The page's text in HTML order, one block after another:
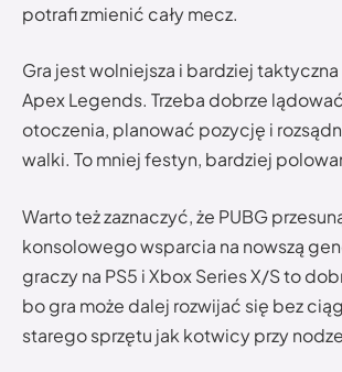
potrafi zmienić cały mecz.
Gra jest wolniejsza i bardziej taktyczna
Apex Legends. Trzeba dobrze
otoczenia, planować pozycję i
walki. To mniej festyn, bardziej
Warto też zaznaczyć, że PUBG
konsolowego wsparcia na nowszą
graczy na PS5 i Xbox Series X/S to
bo gra może dalej rozwijać się bez
starego sprzętu jak kotwicy przy